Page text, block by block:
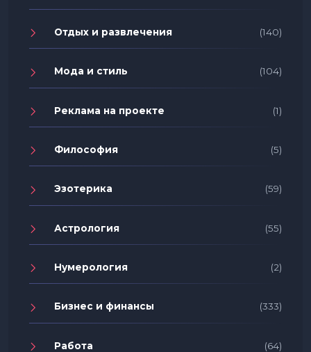
Отдых и развлечения (140)
Мода и стиль (104)
Реклама на проекте (1)
Философия (5)
Эзотерика (59)
Астрология (55)
Нумерология (2)
Бизнес и финансы (333)
Работа (64)